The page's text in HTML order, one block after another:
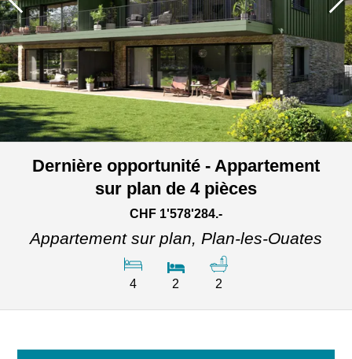
Dernière opportunité - Appartement
sur plan de 4 pièces
CHF 1'578'284.-
Appartement sur plan, Plan-les-Ouates
4 2 2